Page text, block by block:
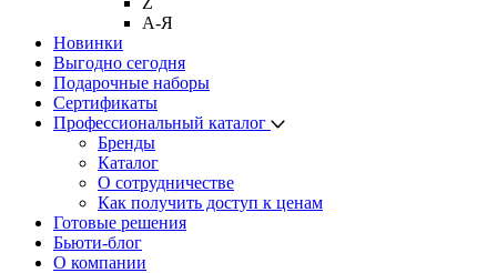
А-Я
Новинки
Выгодно сегодня
Подарочные наборы
Сертификаты
Профессиональный каталог
Бренды
Каталог
О сотрудничестве
Как получить доступ к ценам
Готовые решения
Бьюти-блог
О компании